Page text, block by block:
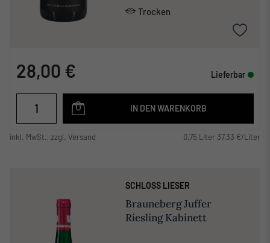
Trocken
28,00 € Lieferbar
IN DEN WARENKORB
inkl. MwSt., zzgl. Versand 0,75 Liter 37,33 €/Liter
SCHLOSS LIESER
Brauneberg Juffer
Riesling Kabinett